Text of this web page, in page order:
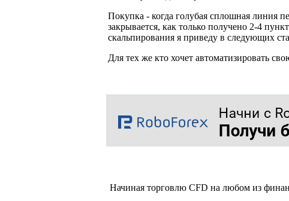
Покупка - когда голубая сплошная линия
закрывается, как только получено 2-4
скальпирования я приведу в следующих
Для тех же кто хочет автоматизировать
Начиная торговлю CFD на любом из